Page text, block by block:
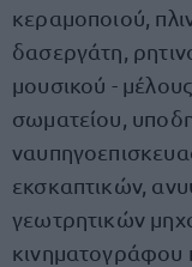
κεραμοποιού,
δασεργάτη,
μουσικού -
σωματείου,
εκσκαπτικών,
γεωτρητικών
κινηματογράφου